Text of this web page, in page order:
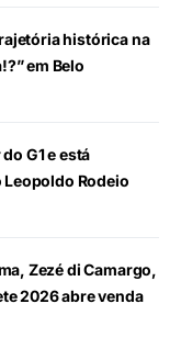
histórica na
em Belo
G1 e está
Rodeio
Zezé di Camargo,
2026 abre venda